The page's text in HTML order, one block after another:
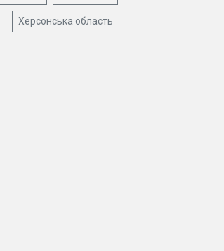
Херсонська область